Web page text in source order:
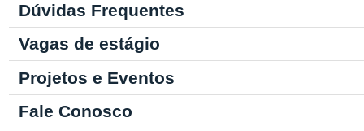
Dúvidas Frequentes
Vagas de estágio
Projetos e Eventos
Fale Conosco